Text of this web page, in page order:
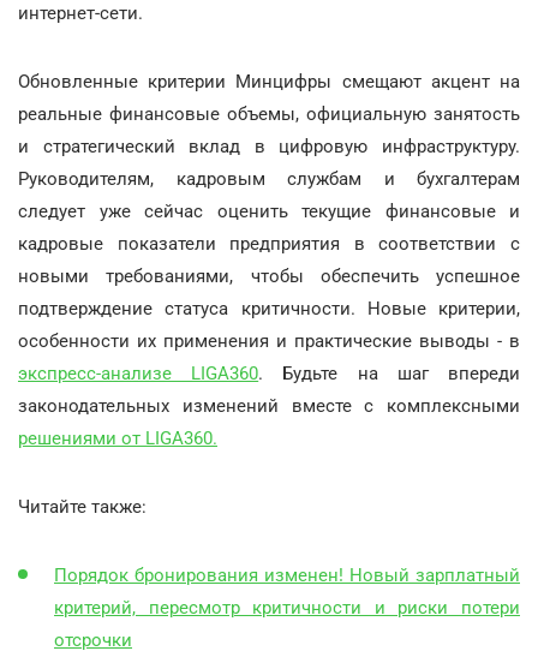
интернет-сети.
Обновленные критерии Минцифры смещают акцент на
реальные финансовые объемы, официальную занятость
и стратегический вклад в цифровую инфраструктуру.
Руководителям, кадровым службам и бухгалтерам
следует уже сейчас оценить текущие финансовые и
кадровые показатели предприятия в соответствии с
новыми требованиями, чтобы обеспечить успешное
подтверждение статуса критичности. Новые критерии,
особенности их применения и практические выводы - в
экспресс-анализе LIGA360. Будьте на шаг впереди
законодательных изменений вместе с комплексными
решениями от LIGA360.
Читайте также:
Порядок бронирования изменен! Новый зарплатный
критерий, пересмотр критичности и риски потери
отсрочки